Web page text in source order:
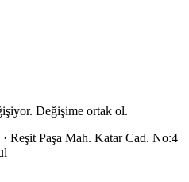
Değişime ortak ol.
Reşit Paşa Mah. Katar Cad. No:4